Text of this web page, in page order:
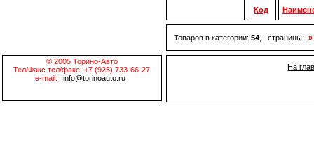
Код
Товаров в категории: 54 , страницы: »
© 2005 Торино-Авто
Тел/Факс тел/факс: +7 (925) 733-66-27
e-mail:
info@torinoauto.ru
На